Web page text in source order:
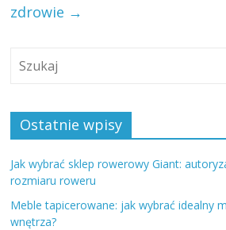
zdrowie →
Ostatnie wpisy
Jak wybrać sklep rowerowy Giant:
rozmiaru roweru
Meble tapicerowane: jak wybrać idealny
wnętrza?